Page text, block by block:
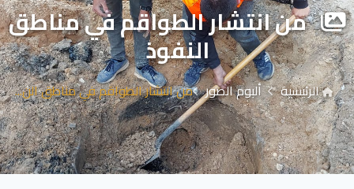
من انتشار الطواقم في مناطق
النفوذ
الرئيسية ألبوم الصور من انتشار الطواقم في مناطق الن...